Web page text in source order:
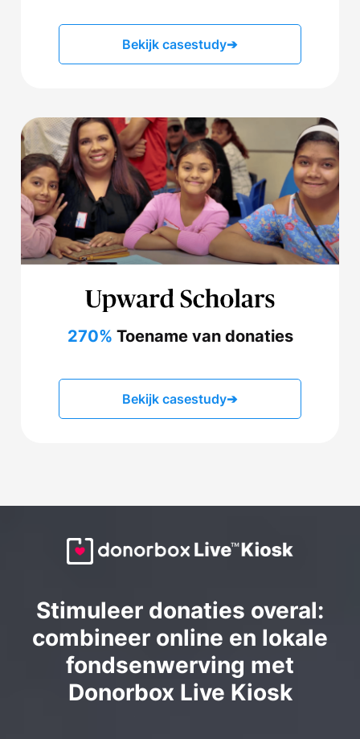
Bekijk casestudy➔
270% Toename van donaties
Bekijk casestudy➔
Stimuleer donaties overal:
combineer online en lokale
fondsenwerving met
Donorbox Live Kiosk